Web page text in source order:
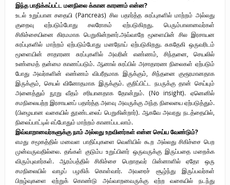
இந்த பாதிக்கப்பட்ட மனநிலை க்கான காரணம் என்ன?
உடல் உறுப்பான சதையி (Pancreas) சில பதார்த்த சுரப்புகளில் மாற்றம் அல்லது
குறைவு ஏற்படும்போது சலரோகம் ஏற்படுகிறது. பெரும்பாலானவர்கள்
சிகிச்சையினை கிரமமாக பெறுகின்றனர்.அவ்வாறே மூளையின் சில இரசாயன
சுரப்புகளில் மாற்றம் ஏற்படும்போது மனநோய் ஏற்படுகிறது. சுகதேகி ஒருவரிடம்
மூளையின் சாதாரண சுரப்புகளில் அவரின் எண்ணம், சிந்தனை, செயலில்
உண்மைத் தன்மை காணப்படும். ஆனால் சுரப்பில் அசாதாரண நிலைகள் ஏற்படும்
போது அவர்களின் எண்ணம் விபரீதமாக இருக்கும், சிந்தனை குரூரமானதாக
இருக்கும், செயல் வினோதமாக இருக்கும். குறிப்பிட்ட நபருக்கு தான் செய்யும்
அனைத்தும் நூறு வீதம் சரியானதாக தோன்றும். (No insight). ஏனெனில்
சமநிலையற்ற இரசாயனப் பதார்த்த அளவு அவருக்கு அந்த நிலையை ஏற்படுத்தும்.
(பிழையான வகையில் தூண்டலைப் பெறுகின்றார்). ஆகவே அவரது நடத்தையில்,
நிலைப்பாட்டில் எப்போதும் மாற்றம் காணப்படலாம்.
இவ்வாறானவர்களுக்கு நாம் அல்லது உறவினர்கள் என்ன செய்ய வேண்டும்?
எமது சமூகத்தில் மனவள பாதிப்புகளை வெளியில் கூற அல்லது சிகிச்சை பெற
முன்வருவதில்லை. தங்கள் குடும்ப உறுப்பினர் ஒருவருக்கு இருப்பதை மறைக்க
விரும்புவார்கள். ஆரம்பத்தில் சிகிச்சை பெறாதவர் பின்னாளில் ஏதோ ஒரு
சமநிலையில் வாழப் பழகிக் கொள்வார். அவரைச் சூழ்ந்து இருப்பவர்கள்
பிறழ்வுகளை ஏற்றுக் கொண்டு அவ்வாறனவருக்கு ஏற்ற வகையில் நடந்து